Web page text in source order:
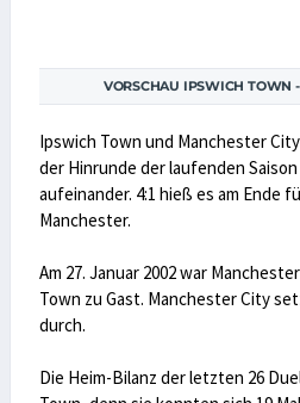
VORSCHAU IPSWICH TOWN
Ipswich Town und Manchester
der Hinrunde der laufenden Saison
aufeinander. 4:1 hieß es am Ende
Manchester.
Am 27. Januar 2002 war
Town zu Gast. Manchester City
durch.
Die Heim-Bilanz der letzten 26